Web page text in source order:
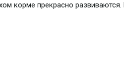
корме прекрасно